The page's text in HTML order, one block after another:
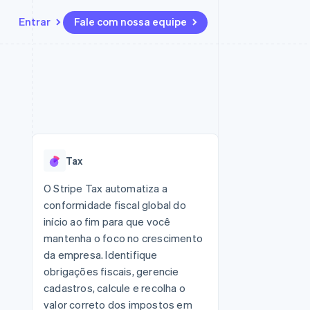
Entrar Fale com nossa equipe
Radar
Incorporação de startups
Climate
Remoção de carbono
Status da API
Tax
O Stripe Tax automatiza a
conformidade fiscal global do
início ao fim para que você
mantenha o foco no crescimento
da empresa. Identifique
obrigações fiscais, gerencie
cadastros, calcule e recolha o
valor correto dos impostos em